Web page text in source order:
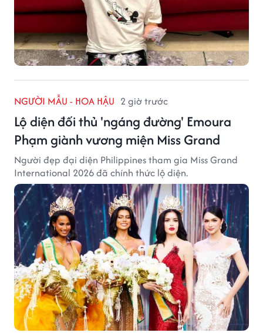
NGƯỜI MẪU - HOA HẬU 2 giờ trước
Lộ diện đối thủ 'ngáng đường' Emoura
Phạm giành vương miện Miss Grand
Người đẹp đại diện Philippines tham gia Miss Grand
International 2026 đã chính thức lộ diện.